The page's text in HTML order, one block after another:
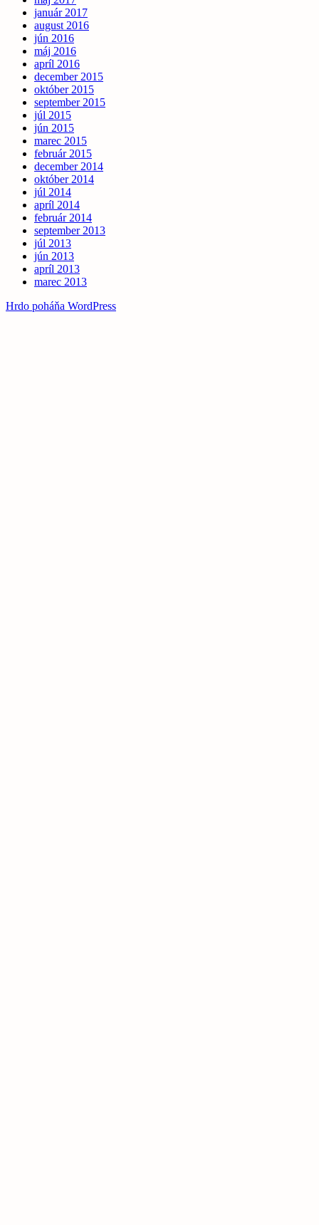
január 2017
august 2016
jún 2016
máj 2016
apríl 2016
december 2015
október 2015
september 2015
júl 2015
jún 2015
marec 2015
február 2015
december 2014
október 2014
júl 2014
apríl 2014
február 2014
september 2013
júl 2013
jún 2013
apríl 2013
marec 2013
Hrdo poháňa WordPress